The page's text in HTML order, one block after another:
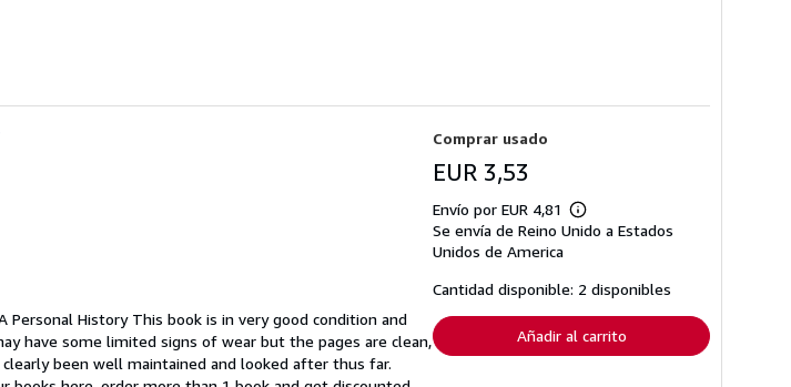
Personal History This book is in very good condition and
have some limited signs of wear but the pages are clean,
been well maintained and looked after thus far.
Comprar usado
EUR 3,53
Envío por EUR 4,81
Más
información
tarifas
de
envío
Se envía de Reino Unido a Estados
Unidos de America
Cantidad disponible: 2 disponibles
Añadir al carrito